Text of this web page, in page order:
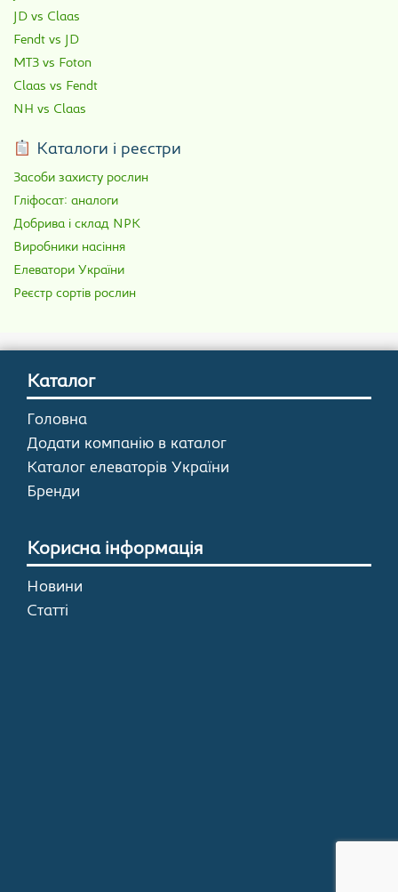
JD vs Claas
Fendt vs JD
МТЗ vs Foton
Claas vs Fendt
NH vs Claas
Каталоги і реєстри
Засоби захисту рослин
Гліфосат: аналоги
Добрива і склад NPK
Виробники насіння
Елеватори України
Реєстр сортів рослин
Каталог
Головна
Додати компанію в каталог
Каталог елеваторів України
Бренди
Корисна інформація
Новини
Статті